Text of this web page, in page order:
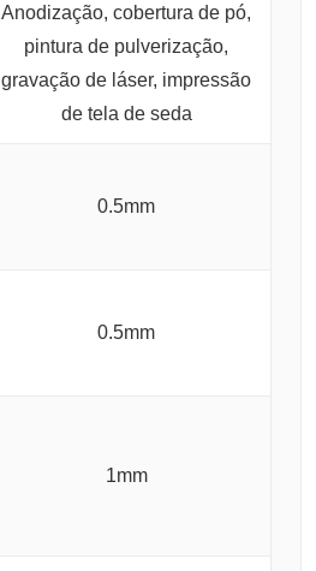
Anodização, cobertura de pó,
pintura de pulverização,
gravação de láser, impressão
de tela de seda
0.5mm
0.5mm
1mm